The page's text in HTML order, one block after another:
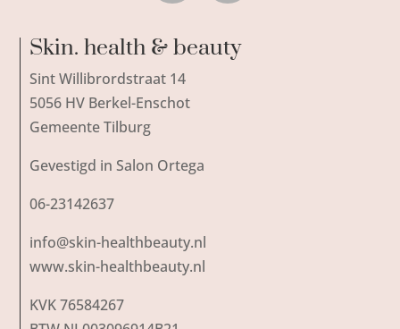
Skin. health & beauty
Sint Willibrordstraat 14
5056 HV Berkel-Enschot
Gemeente Tilburg
Gevestigd in Salon Ortega
06-23142637
info@skin-healthbeauty.nl
www.skin-healthbeauty.nl
KVK 76584267